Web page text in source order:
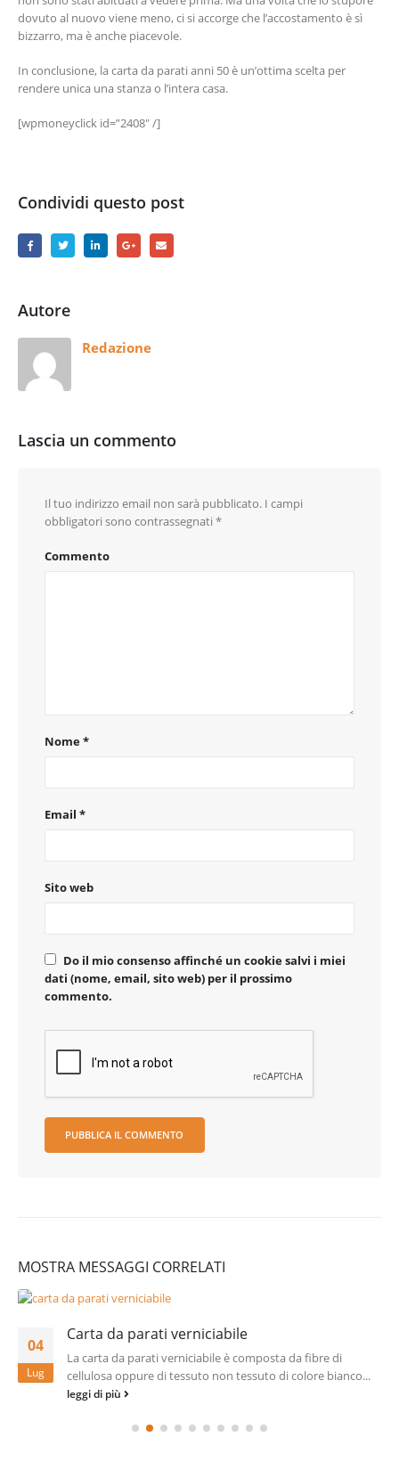
dovuto al nuovo viene meno, ci si accorge che l’accostamento è sì
bizzarro, ma è anche piacevole.
In conclusione, la carta da parati anni 50 è un’ottima scelta per
rendere unica una stanza o l’intera casa.
[wpmoneyclick id=”2408″ /]
Condividi questo post
Autore
Redazione
Lascia un commento
Il tuo indirizzo email non sarà pubblicato. I campi
obbligatori sono contrassegnati *
Commento
Nome*
Email *
Sito web
Do il mio consenso affinché un cookie salvi i miei
dati (nome, email, sito web) per il prossimo
commento.
MOSTRA MESSAGGI CORRELATI
04
Lug
Carta da parati verniciabile
La carta da parati verniciabile è composta da fibre di
cellulosa oppure di tessuto non tessuto di colore bianco...
leggi di più